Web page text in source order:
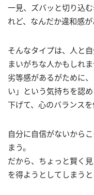
一見、ズバッと切り込
れど、なんだか違和感
そんなタイプは、人と
まいがちな人かもしれま
劣等感があるがために
い」という気持ちを認
下げて、心のバランス
自分に自信がないから
まう。
だから、ちょっと賢く
を得ようとしてしまう